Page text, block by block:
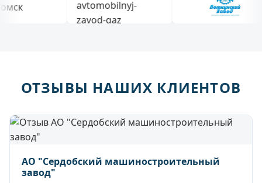
ОТЗЫВЫ НАШИХ КЛИЕНТОВ
АО "Сердобский машиностроительный
завод"